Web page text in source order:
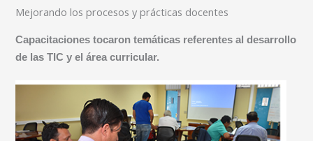
Mejorando los procesos y prácticas docentes
Capacitaciones tocaron temáticas referentes al desarrollo
de las TIC y el área curricular.